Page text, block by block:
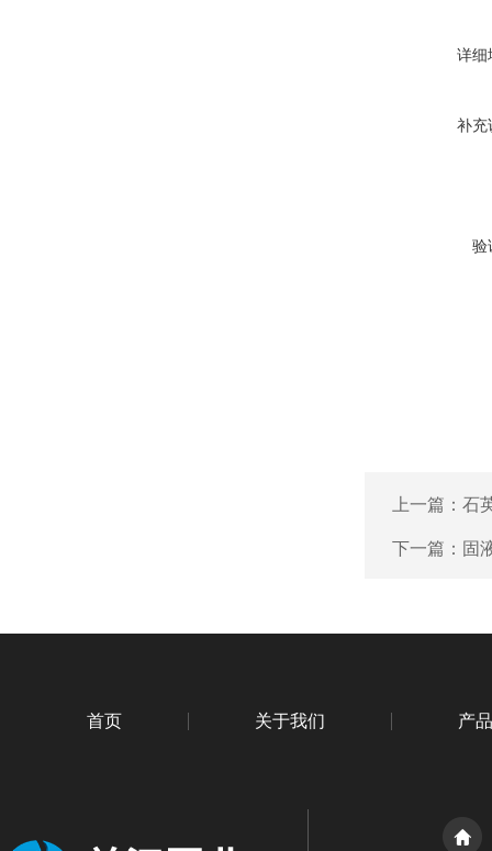
详细
补充
验
上一篇： 石
下一篇： 固
首页 关于我们 产